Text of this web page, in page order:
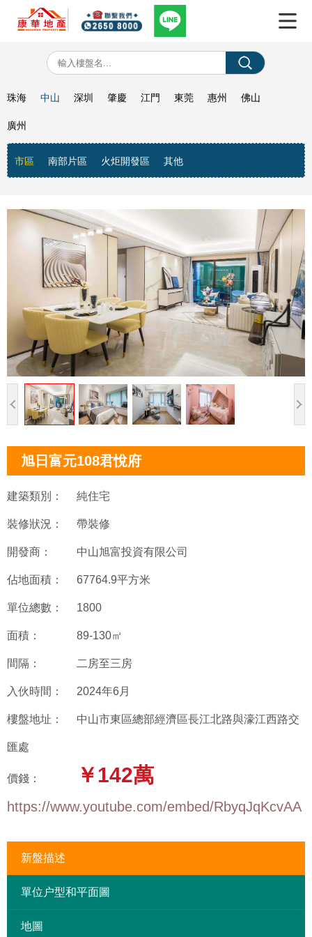
珠海 中山
市區 南部片區 火炬開發區 其他
深圳 肇慶 江門 東莞 惠州 佛山
廣州
旭日富元108君悅府
建築類別： 純住宅
裝修狀況： 帶裝修
開發商： 中山旭富投資有限公司
佔地面積： 67764.9平方米
單位總數： 1800
面積： 89-130㎡
間隔： 二房至三房
入伙時間： 2024年6月
樓盤地址： 中山市東區總部經濟區長江北路與濠江西路交
匯處
價錢： ￥142萬
https://www.youtube.com/embed/RbyqJqKcvAA
新盤描述
單位户型和平面圖
地圖